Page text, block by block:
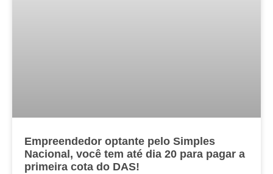
Empreendedor optante pelo Simples
Nacional, você tem até dia 20 para pagar a
primeira cota do DAS!